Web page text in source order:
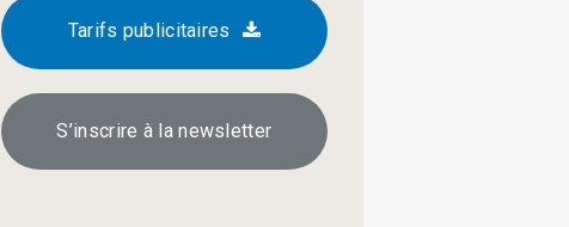
Tarifs publicitaires
S’inscrire à la newsletter